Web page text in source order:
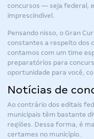
concursos — seja federal,
imprescindível.
Pensando nisso, o Gran
constantes a respeito dos
contamos com um time
preparatórios para
oportunidade para você,
Notícias de
Ao contrário dos editais
municipais têm bastante
regiões. Dessa forma, é
certames no município.